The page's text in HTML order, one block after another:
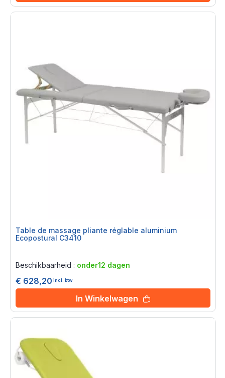
Table de massage pliante réglable aluminium
Ecopostural C3410
Beschikbaarheid : onder12 dagen
€ 628,20 incl. btw
In Winkelwagen